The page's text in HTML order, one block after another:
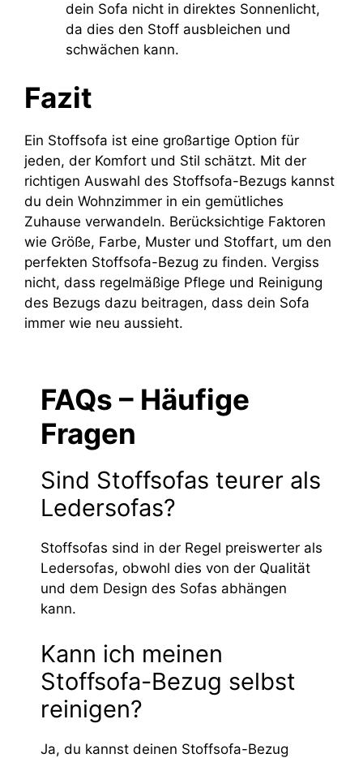
dein Sofa nicht in direktes Sonnenlicht,
da dies den Stoff ausbleichen und
schwächen kann.
Fazit
Ein Stoffsofa ist eine großartige Option für
jeden, der Komfort und Stil schätzt. Mit der
richtigen Auswahl des Stoffsofa-Bezugs kannst
du dein Wohnzimmer in ein gemütliches
Zuhause verwandeln. Berücksichtige Faktoren
wie Größe, Farbe, Muster und Stoffart, um den
perfekten Stoffsofa-Bezug zu finden. Vergiss
nicht, dass regelmäßige Pflege und Reinigung
des Bezugs dazu beitragen, dass dein Sofa
immer wie neu aussieht.
FAQs – Häufige
Fragen
Sind Stoffsofas teurer als
Ledersofas?
Stoffsofas sind in der Regel preiswerter als
Ledersofas, obwohl dies von der Qualität
und dem Design des Sofas abhängen
kann.
Kann ich meinen
Stoffsofa-Bezug selbst
reinigen?
Ja, du kannst deinen Stoffsofa-Bezug